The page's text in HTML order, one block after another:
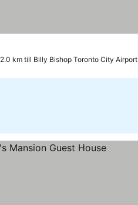
2.0 km till Billy Bishop Toronto City Airport